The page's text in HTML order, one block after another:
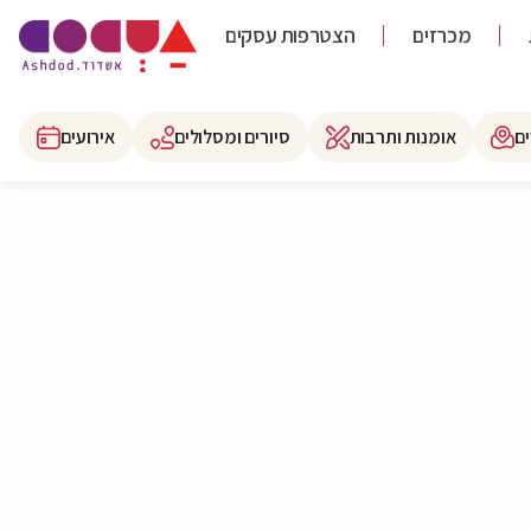
הצטרפות עסקים מכרזים
אירועים סיורים ומסלולים אומנות ותרבות